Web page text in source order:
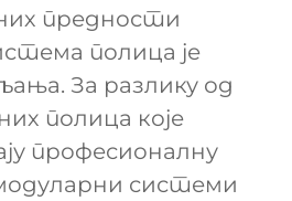
предности
полица је
За разлику од
полица које
професионалну
системи